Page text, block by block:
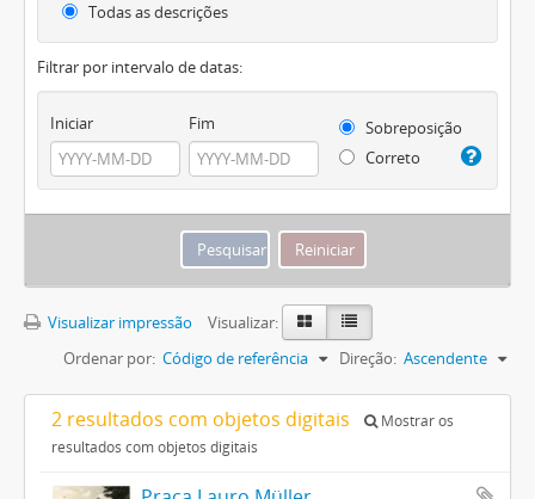
Todas as descrições
Filtrar por intervalo de datas:
Iniciar Fim
Sobreposição
Correto
Visualizar impressão
Visualizar:
Ordenar por: Código de referência Direção: Ascendente
2 resultados com objetos digitais
Mostrar os
resultados com objetos digitais